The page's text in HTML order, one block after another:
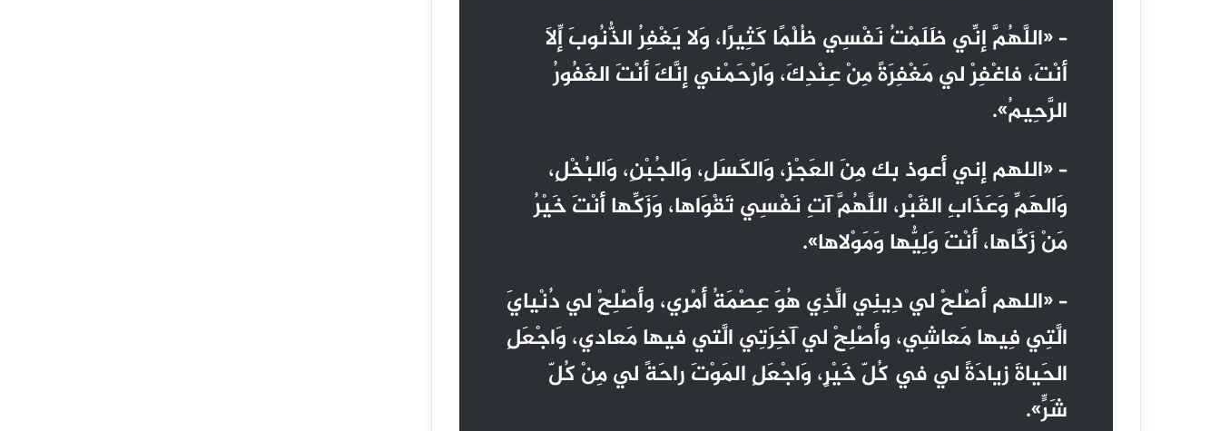
– «اللَّهُمَّ إنِّي ظَلَمْتُ نَفْسِي ظُلْمًا كَثِيرًا، وَلا يَغْفِرُ الذُّنُوبَ إِلاَّ
أنْتَ، فاغْفِرْ لي مَغْفِرَةً مِنْ عِنْدِكَ، وَارْحَمْني إنَّكَ أنْتَ الغَفُورُ
الرَّحِيمُ».
– «اللهم إني أعوذ بك مِنَ العَجْزِ، وَالكَسَلِ، وَالجُبْنِ، وَالبُخْلِ،
وَالهَمِّ وَعَذَابِ القَبْرِ، اللَّهُمَّ آتِ نَفْسِي تَقْوَاها، وَزَكِّها أنْتَ خَيْرُ
مَنْ زَكَّاها، أنْتَ وَلِيُّها وَمَوْلاها».
– «اللهم أصْلحْ لي دِينِي الَّذِي هُوَ عِصْمَةُ أمْرِي، وأصْلِحْ لي دُنْيايَ
الَّتِي فِيها مَعاشِي، وأصْلِحْ لي آخِرَتِي الَّتي فيها مَعادي، وَاجْعَلِ
الحَياةَ زيادَةً لي في كُلّ خَيْرٍ، وَاجْعَلِ المَوْتَ راحَةً لي مِنْ كُلّ
شَرٍّ».